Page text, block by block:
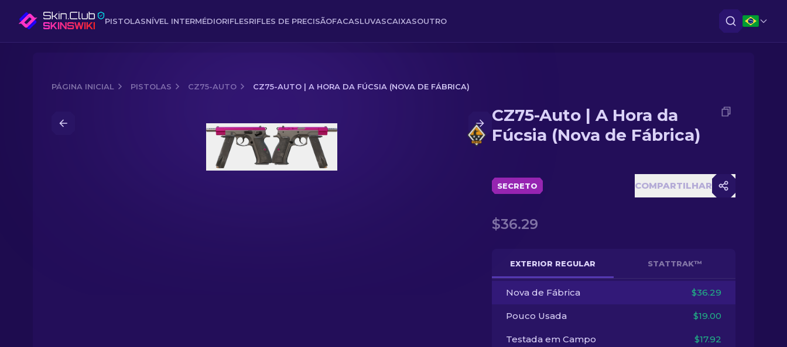
PISTOLASNÍVEL INTERMÉDIORIFLESRIFLES DE PRECISÃOFACASLUVASCAIXASOUTRO
PÁGINA INICIAL PISTOLAS CZ75-AUTO CZ75-AUTO | A HORA DA FÚCSIA (NOVA DE FÁBRICA)
CZ75-Auto | A Hora da Fúcsia (Nova de Fábrica)
CZ75-Auto | A Hora da
Fúcsia (Nova de Fábrica)
SECRETO COMPARTILHAR
$36.29
EXTERIOR REGULAR STATTRAK™
Nova de Fábrica $36.29
Pouco Usada $19.00
Testada em Campo $17.92